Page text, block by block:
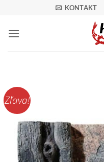
content
KONTAKT
Zľava!